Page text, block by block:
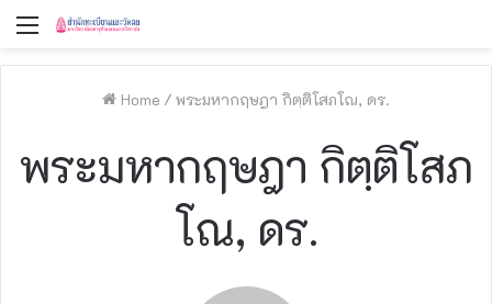
Menu
Home / พระมหากฤษฎา กิตฺติโสภโณ, ดร.
พระมหากฤษฎา กิตฺติโสภ
โณ, ดร.